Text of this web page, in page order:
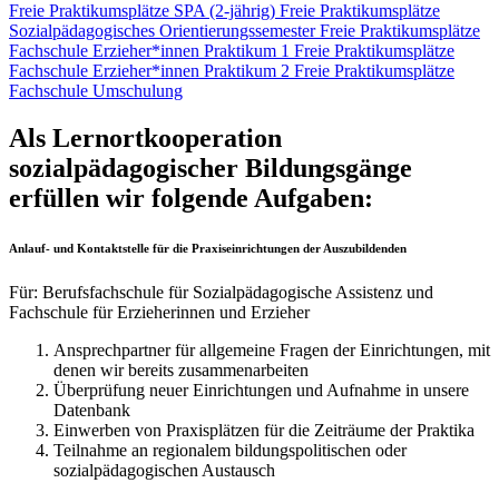
Freie Praktikumsplätze SPA (2-jährig) Freie Praktikumsplätze
Sozialpädagogisches OrientierungssemesterFreie Praktikumsplätze
Fachschule Erzieher*innen Praktikum 1 Freie Praktikumsplätze
Fachschule Erzieher*innen Praktikum 2 Freie Praktikumsplätze
Fachschule Umschulung
Als Lernortkooperation
sozialpädagogischer Bildungsgänge
erfüllen wir folgende Aufgaben:
Anlauf- und Kontaktstelle für die Praxiseinrichtungen der Auszubildenden
Für: Berufsfachschule für Sozialpädagogische Assistenz und
Fachschule für Erzieherinnen und Erzieher
Ansprechpartner für allgemeine Fragen der Einrichtungen, mit
denen wir bereits zusammenarbeiten
Überprüfung neuer Einrichtungen und Aufnahme in unsere
Datenbank
Einwerben von Praxisplätzen für die Zeiträume der Praktika
Teilnahme an regionalem bildungspolitischen oder
sozialpädagogischen Austausch